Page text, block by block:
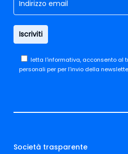
lettal'informativa, acconsento al
personali per per l’invio della
Società trasparente